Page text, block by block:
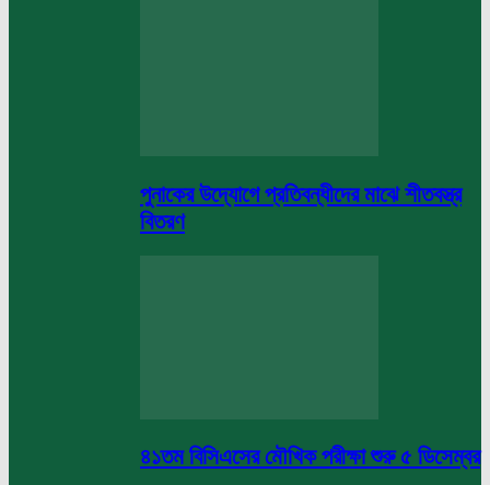
পুনাকের উদ্যোগে প্রতিবন্ধীদের মাঝে শীতবস্ত্র
বিতরণ
৪১তম বিসিএসের মৌখিক পরীক্ষা শুরু ৫ ডিসেম্বর